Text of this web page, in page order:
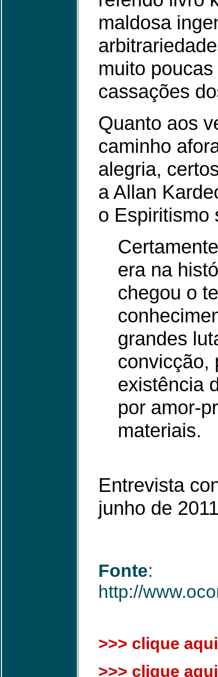
maldosa
muito
cassações
Quanto aos
caminho
alegria,
a Allan
o Espiritismo
era na
chegou o
grandes
convicção,
existência
por amor-
materiais.
Entrevista
junho de
Fonte:
http://
>>> clique
>>> clique